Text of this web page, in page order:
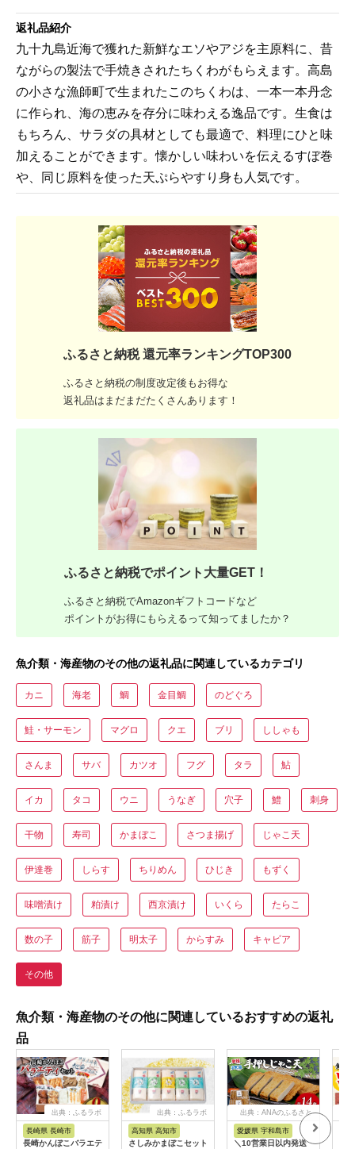
返礼品紹介
九十九島近海で獲れた新鮮なエソやアジを主原料に、昔
ながらの製法で手焼きされたちくわがもらえます。高島
の小さな漁師町で生まれたこのちくわは、一本一本丹念
に作られ、海の恵みを存分に味わえる逸品です。生食は
もちろん、サラダの具材としても最適で、料理にひと味
加えることができます。懐かしい味わいを伝えるすぼ巻
や、同じ原料を使った天ぷらやすり身も人気です。
ふるさと納税 還元率ランキングTOP300
ふるさと納税の制度改定後もお得な
返礼品はまだまだたくさんあります！
ふるさと納税でポイント大量GET！
ふるさと納税でAmazonギフトコードなど
ポイントがお得にもらえるって知ってましたか？
魚介類・海産物のその他の返礼品に関連しているカテゴリ
カニ 海老 鯛 金目鯛 のどぐろ
鮭・サーモン マグロ クエ ブリ ししゃも
さんま サバ カツオ フグ タラ 鮎
イカ タコ ウニ うなぎ 穴子 鱧 刺身
干物 寿司 かまぼこ さつま揚げ じゃこ天
伊達巻 しらす ちりめん ひじき もずく
味噌漬け 粕漬け 西京漬け いくら たらこ
数の子 筋子 明太子 からすみ キャビア
その他
魚介類・海産物のその他に関連しているおすすめの返礼
品
出典：ふるラボ
長崎県 長崎市
長崎かんぼこバラエテ
出典：ふるラボ
高知県 高知市
さしみかまぼこセット
出典：ANAのふるさと
納税
愛媛県 宇和島市
＼10営業日以内発送